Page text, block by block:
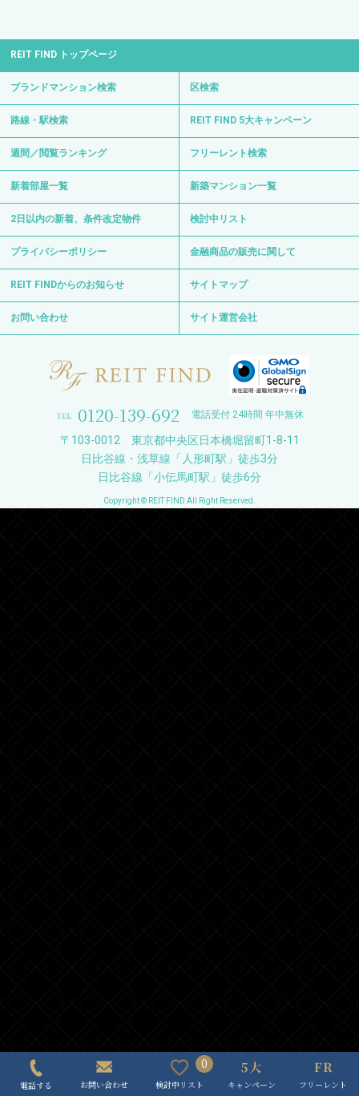
REIT FIND トップページ
ブランドマンション検索 区検索
路線・駅検索 REIT FIND 5大キャンペーン
週間／閲覧ランキング フリーレント検索
新着部屋一覧 新築マンション一覧
2日以内の新着、条件改定物件 検討中リスト
プライバシーポリシー 金融商品の販売に関して
REIT FINDからのお知らせ サイトマップ
お問い合わせ サイト運営会社
0120-139-692 電話受付 24時間 年中無休
〒103-0012 東京都中央区日本橋堀留町1-8-11
日比谷線・浅草線「人形町駅」徒歩3分
日比谷線「小伝馬町駅」徒歩6分
Copyright © REIT FIND All Right Reserved.
電話する お問い合わせ
0
検討中リスト キャンペーン フリーレント